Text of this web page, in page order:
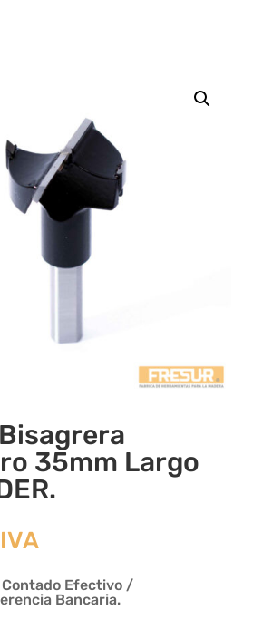
35mm Largo
Contado Efectivo /
Bancaria.